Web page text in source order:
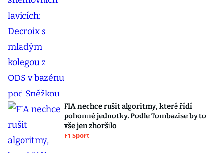
FIA nechce rušit algoritmy, které řídí
pohonné jednotky. Podle Tombazise by to
vše jen zhoršilo
F1 Sport